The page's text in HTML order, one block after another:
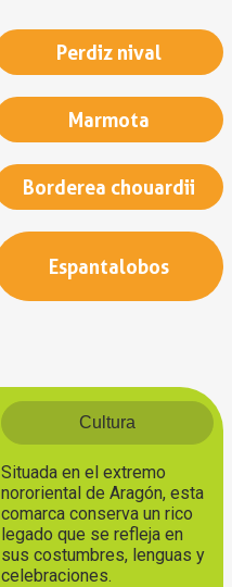
Perdiz nival
Marmota
Borderea chouardii
Espantalobos
Cultura
Situada en el extremo
nororiental de Aragón, esta
comarca conserva un rico
legado que se refleja en
sus costumbres, lenguas y
celebraciones.